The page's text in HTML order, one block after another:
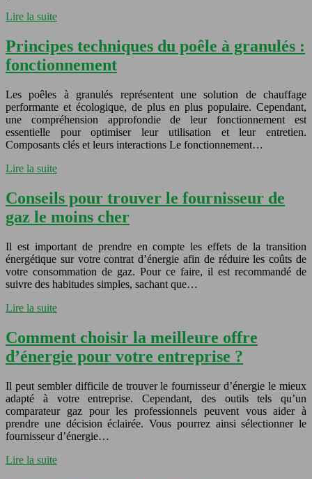
Lire la suite
Principes techniques du poêle à granulés :
fonctionnement
Les poêles à granulés représentent une solution de chauffage
performante et écologique, de plus en plus populaire. Cependant,
une compréhension approfondie de leur fonctionnement est
essentielle pour optimiser leur utilisation et leur entretien.
Composants clés et leurs interactions Le fonctionnement…
Lire la suite
Conseils pour trouver le fournisseur de
gaz le moins cher
Il est important de prendre en compte les effets de la transition
énergétique sur votre contrat d’énergie afin de réduire les coûts de
votre consommation de gaz. Pour ce faire, il est recommandé de
suivre des habitudes simples, sachant que…
Lire la suite
Comment choisir la meilleure offre
d’énergie pour votre entreprise ?
Il peut sembler difficile de trouver le fournisseur d’énergie le mieux
adapté à votre entreprise. Cependant, des outils tels qu’un
comparateur gaz pour les professionnels peuvent vous aider à
prendre une décision éclairée. Vous pourrez ainsi sélectionner le
fournisseur d’énergie…
Lire la suite